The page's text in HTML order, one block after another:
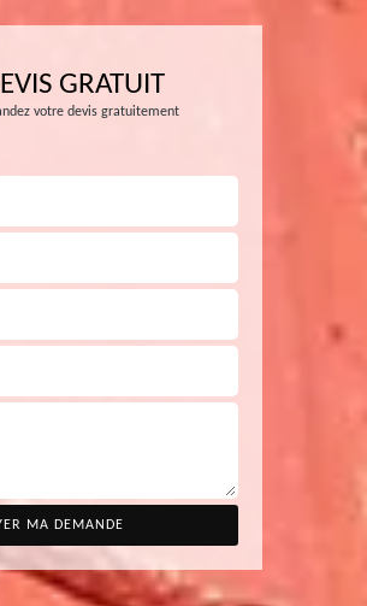
GRATUIT
votre devis gratuitement